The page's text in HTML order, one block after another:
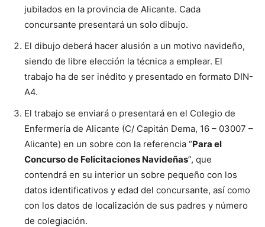
jubilados en la provincia de Alicante. Cada
concursante presentará un solo dibujo.
El dibujo deberá hacer alusión a un motivo navideño,
siendo de libre elección la técnica a emplear. El
trabajo ha de ser inédito y presentado en formato DIN-
A4.
El trabajo se enviará o presentará en el Colegio de
Enfermería de Alicante (C/ Capitán Dema, 16 – 03007 –
Alicante) en un sobre con la referencia “Para el
Concurso de Felicitaciones Navideñas”, que
contendrá en su interior un sobre pequeño con los
datos identificativos y edad del concursante, así como
con los datos de localización de sus padres y número
de colegiación.